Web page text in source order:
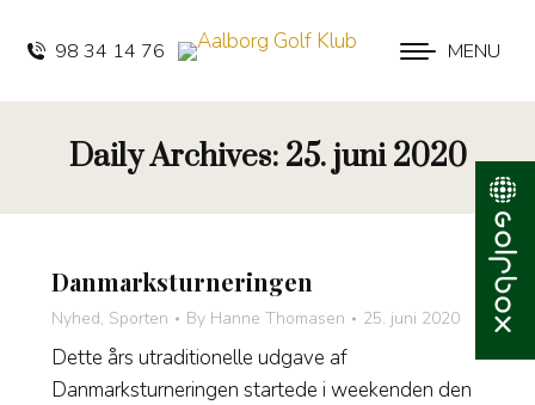
MENU
98 34 14 76
Daily Archives: 25. juni 2020
Danmarksturneringen
Nyhed, Sporten By Hanne Thomasen 25. juni 2020
Dette års utraditionelle udgave af
Danmarksturneringen startede i weekenden den